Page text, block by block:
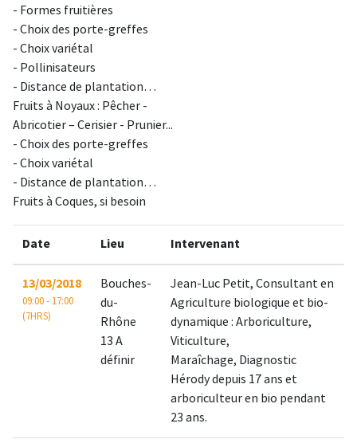
- Formes fruitières
- Choix des porte-greffes
- Choix variétal
- Pollinisateurs
- Distance de plantation…
Fruits à Noyaux : Pêcher -
Abricotier – Cerisier - Prunier...
- Choix des porte-greffes
- Choix variétal
- Distance de plantation…
Fruits à Coques, si besoin
Date Lieu Intervenant
13/03/2018
09:00 - 17:00
(7HRS)
Bouches-
du-
Rhône
13 A
définir
Jean-Luc Petit, Consultant en
Agriculture biologique et bio-
dynamique : Arboriculture,
Viticulture,
Maraîchage, Diagnostic
Hérody depuis 17 ans et
arboriculteur en bio pendant
23 ans.